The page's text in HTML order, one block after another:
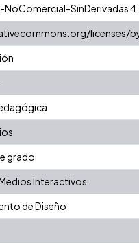
SinDerivadas
licenses/
grado
Interactivos
de Diseño